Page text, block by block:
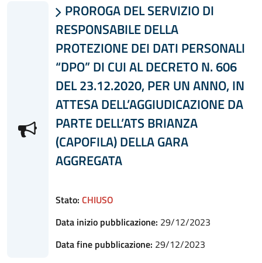
 PROROGA DEL SERVIZIO DI
RESPONSABILE DELLA
PROTEZIONE DEI DATI PERSONALI
“DPO” DI CUI AL DECRETO N. 606
DEL 23.12.2020, PER UN ANNO, IN
ATTESA DELL’AGGIUDICAZIONE DA
PARTE DELL’ATS BRIANZA
(CAPOFILA) DELLA GARA
AGGREGATA
Stato: CHIUSO
Data inizio pubblicazione: 29/12/2023
Data fine pubblicazione: 29/12/2023